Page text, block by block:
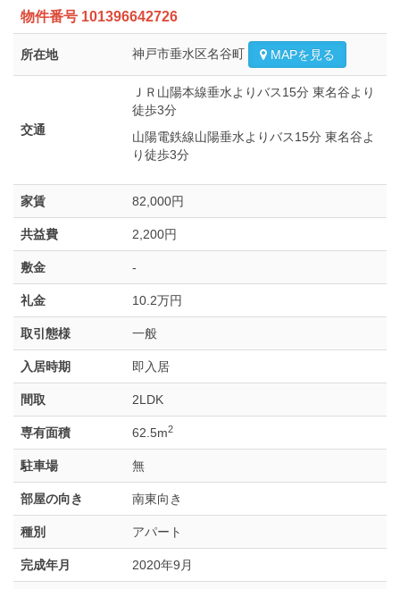
物件番号 101396642726
所在地 神戸市垂水区名谷町 MAPを見る
交通
ＪＲ山陽本線垂水よりバス15分 東名谷より
徒歩3分
山陽電鉄線山陽垂水よりバス15分 東名谷よ
り徒歩3分
家賃 82,000円
共益費 2,200円
敷金 -
礼金 10.2万円
取引態様 一般
入居時期 即入居
間取 2LDK
専有面積 62.5m2
駐車場 無
部屋の向き 南東向き
種別 アパート
完成年月 2020年9月